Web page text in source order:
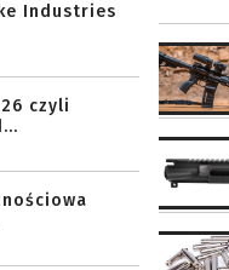
Industries
czyli